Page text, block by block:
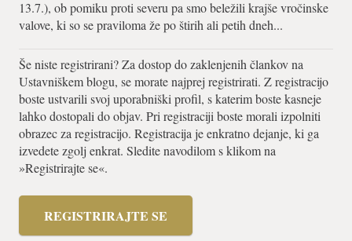
13.7.), ob pomiku proti severu pa smo beležili krajše vročinske
valove, ki so se praviloma že po štirih ali petih dneh...
Še niste registrirani? Za dostop do zaklenjenih člankov na
Ustavniškem blogu, se morate najprej registrirati. Z registracijo
boste ustvarili svoj uporabniški profil, s katerim boste kasneje
lahko dostopali do objav. Pri registraciji boste morali izpolniti
obrazec za registracijo. Registracija je enkratno dejanje, ki ga
izvedete zgolj enkrat. Sledite navodilom s klikom na
»Registrirajte se«.
REGISTRIRAJTE SE